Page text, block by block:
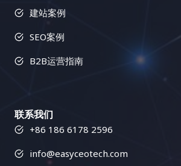
识别：找到关键人物，扩大影响力
助你找到在你的行业领域具有影响力
他们的社交媒体活动、内容偏好以及
与影响力人物合作，你可以扩大你的
获得更多高质量的链接。与影响力人
人物建立关系是链接建设的重要组成
以帮助你获得来自权威网站的链接，
以为你带来更多的曝光率和可信度。
先，小语种SEO可用的资源相对匮乏，
究工具、SEO专业人员以及高质量的
次，进行市场调研的难度更大，因为
目标市场的文化背景、用户搜索行为
细微差别。此外，竞争对手分析也更
视，例如需要确保网站在不同语言版
动端适配性。 Q2: 我不懂小语种，如
种，您仍然可以有效地进行小语种
和用户需求的不断变化，内容多样化
化。以下是一些值得关注的未来趋势
容多样化策略，网站运营的制胜法宝
联网时代，内容多样化策略已经成为
法宝。通过提供丰富多样的、高质量
长和商业目标的达成。 以下是一些关
只有将内容多样化策略与其他营销策
大化内容营销的效果，实现网站的长
建站案例
SEO案例
B2B运营指南
联系我们
+86 186 6178 2596
info@easyceotech.com